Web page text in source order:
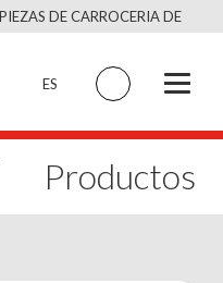
DE CARROCERIA DE
AL ORIGINAL
ES
Productos